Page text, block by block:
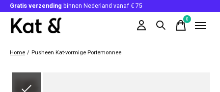
Gratis verzending binnen Nederland vanaf € 75
0items
Home / Pusheen Kat-vormige Portemonnee